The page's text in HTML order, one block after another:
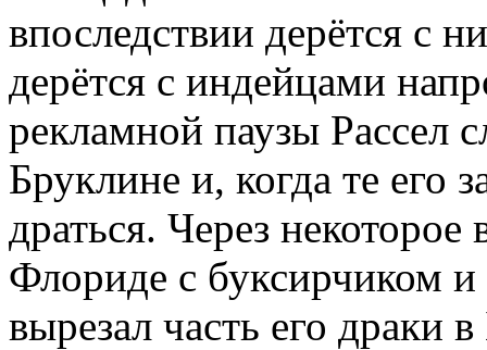
впоследствии дерётся с
дерётся с индейцами
рекламной паузы Рассел
Бруклине и, когда те его
драться. Через некоторое
Флориде с буксирчиком
вырезал часть его драки